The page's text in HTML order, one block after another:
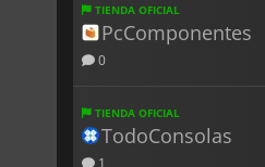
TIENDA OFICIAL
PcComponentes
0
TIENDA OFICIAL
TodoConsolas
1